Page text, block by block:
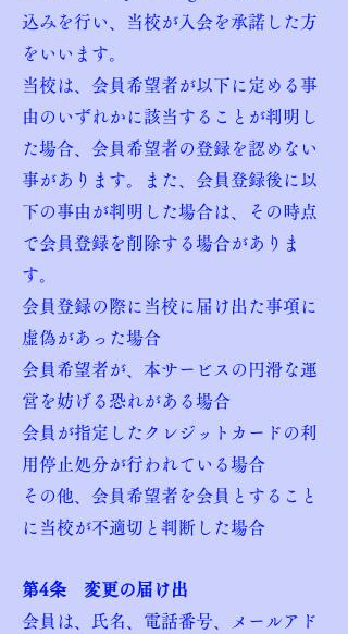
込みを行い、当校が入会を承諾した方
をいいます。
当校は、会員希望者が以下に定める事
由のいずれかに該当することが判明し
た場合、会員希望者の登録を認めない
事があります。また、会員登録後に以
下の事由が判明した場合は、その時点
で会員登録を削除する場合がありま
す。
会員登録の際に当校に届け出た事項に
虚偽があった場合
会員希望者が、本サービスの円滑な運
営を妨げる恐れがある場合
会員が指定したクレジットカードの利
用停止処分が行われている場合
その他、会員希望者を会員とすること
に当校が不適切と判断した場合
第4条 変更の届け出
会員は、氏名、電話番号、メールアド